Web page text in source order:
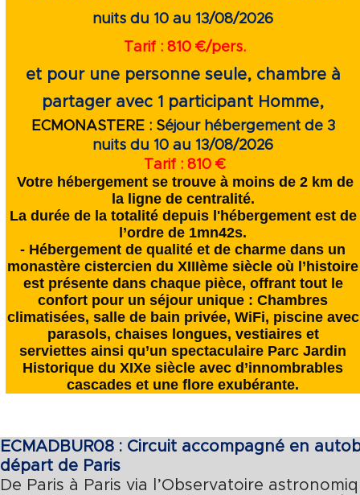
nuitsdu 10 au 13/08/2026
Tarif : 810 €/pers.
et pour une personne seule, chambre à
partager avec 1 participant Homme,
ECMONASTERE : Séjour hébergement de 3
nuitsdu 10 au 13/08/2026
Tarif : 810 €
Votre hébergement se trouve à moins de 2 km de
la ligne de centralité.
La durée de la totalité depuis l'hébergement est de
l’ordre de 1mn42s.
- Hébergement de qualité et de charme dans un
monastère cistercien du XIIIème siècle où l’histoire
est présente dans chaque pièce, offrant tout le
confort pour un séjour unique :Chambres
climatisées, salle de bain privée, WiFi, piscine avec
parasols, chaises longues, vestiaires et
serviettes ainsi qu’un spectaculaire Parc Jardin
Historique du XIXe siècle avec d’innombrables
cascades et une flore exubérante.
ECMADBUR08 : Circuit accompagné en
départ de Paris
De Paris à Paris via l’Observatoire